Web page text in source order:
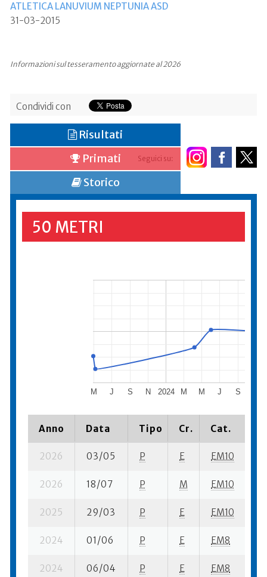
ATLETICA LANUVIUM NEPTUNIA ASD
31-03-2015
Informazioni sul tesseramento aggiornate al 2026
Condividi con
Seguici su:
Risultati
Primati
Storico
50 METRI
2024
M J S N M M J S
Anno Data Tipo Cr. Cat.
2026 03/05 P E EM10
2026 18/07 P M EM10
2025 29/03 P E EM10
2024 01/06 P E EM8
2024 06/04 P E EM8